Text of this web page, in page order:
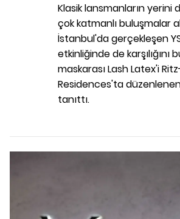
Klasik lansmanların yerini
çok katmanlı buluşmalar
İstanbul'da gerçekleşen
etkinliğinde de karşılığını
maskarası Lash Latex'i
Residences'ta
tanıttı.